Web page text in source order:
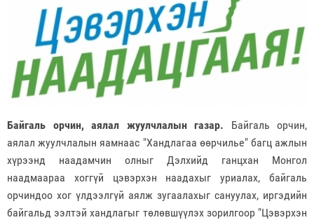
Байгаль орчин, аялал жуулчлалын газар. Байгаль орчин,
аялал жуулчлалын яамнаас "Хандлагаа өөрчилье" багц ажлын
хүрээнд наадамчин олныг Дэлхийд ганцхан Монгол
наадмаараа хоггүй цэвэрхэн наадахыг уриалах, байгаль
орчиндоо хог үлдээлгүй аялж зугаалахыг сануулах, иргэдийн
байгальд ээлтэй хандлагыг төлөвшүүлэх зорилгоор "Цэвэрхэн